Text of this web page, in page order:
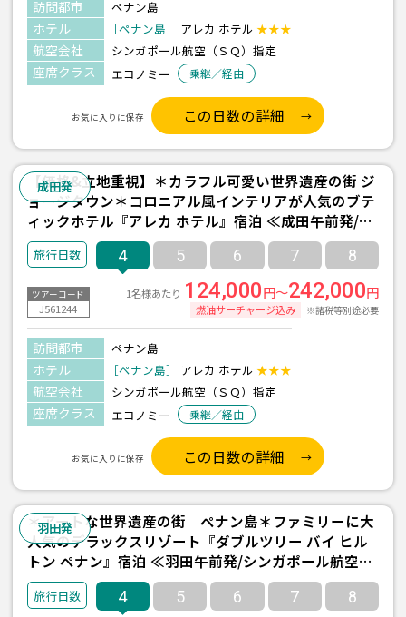
訪問都市 ペナン島
ホテル ［ペナン島］ アレカ ホテル ★★★
航空会社 シンガポール航空（ＳＱ）指定
座席クラス エコノミー 乗継／経由
お気に入りに保存 この日数の詳細
成田発
【価格&立地重視】＊カラフル可愛い世界遺産の街 ジ
ョージタウン＊コロニアル風インテリアが人気のブテ
ィックホテル『アレカ ホテル』宿泊 ≪成田午前発/シ
ンガポール航空利用/ペナン島 2泊4日間/朝食付き≫
4 5 6 7 8
ツアーコード
J561244
1名様あたり 124,000円～242,000円
燃油サーチャージ込み ※諸税等別途必要
訪問都市 ペナン島
ホテル ［ペナン島］ アレカ ホテル ★★★
航空会社 シンガポール航空（ＳＱ）指定
座席クラス エコノミー 乗継／経由
お気に入りに保存 この日数の詳細
羽田発
＊アートな世界遺産の街 ペナン島＊ファミリーに大
人気のデラックスリゾート『ダブルツリー バイ ヒル
トン ペナン』宿泊 ≪羽田午前発/シンガポール航空利
用/ペナン島-タンジュンブンガエリア- 2泊4日間/朝食
付き≫
4 5 6 7 8